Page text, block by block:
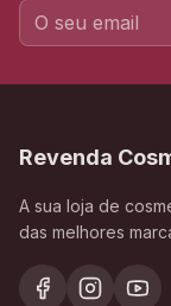
Revenda
A sua loja de
das melhores